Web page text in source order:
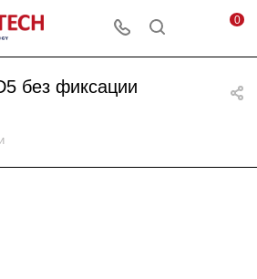
0
без фиксации